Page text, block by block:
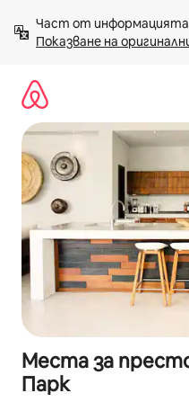
към
съдържанието
Показване на
Места за
Парк